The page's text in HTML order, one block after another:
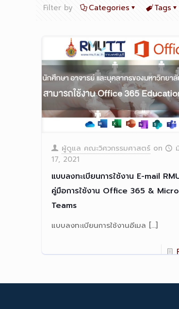
Filter by Categories Tags
ผู้ดูแล คณะวิศวกรรมศาสตร์ on
17, 2021
แบบลงทะเบียนการใช้งาน E-mail
คู่มือการใช้งาน Office 365 &
Teams
แบบลงทะเบียนการใช้งานอีเมล […]